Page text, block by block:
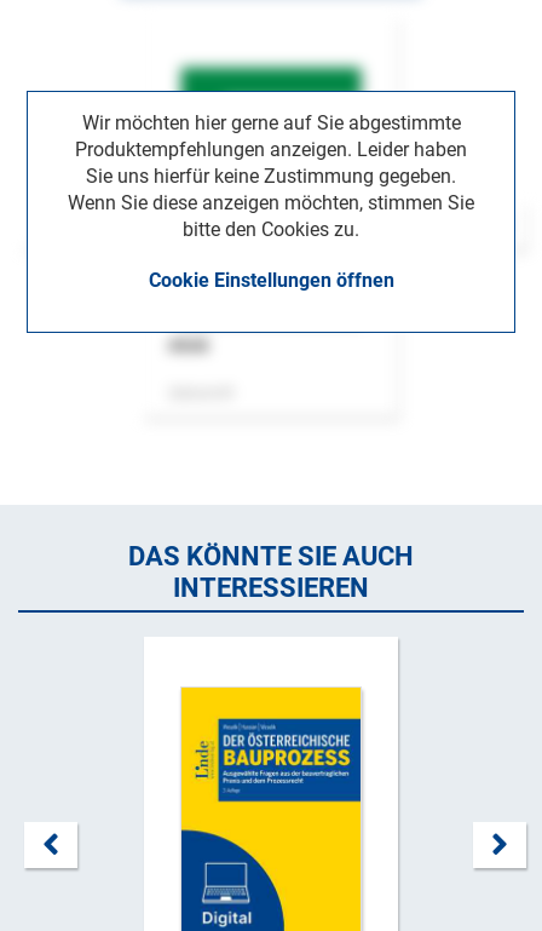
Wir möchten hier gerne auf Sie abgestimmte
Produktempfehlungen anzeigen. Leider haben
Sie uns hierfür keine Zustimmung gegeben.
Wenn Sie diese anzeigen möchten, stimmen Sie
bitte den Cookies zu.
Cookie Einstellungen öffnen
DAS KÖNNTE SIE AUCH
INTERESSIEREN